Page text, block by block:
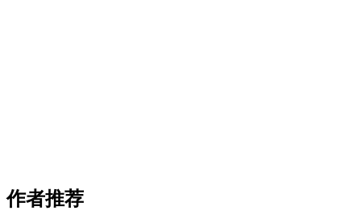
作者推荐